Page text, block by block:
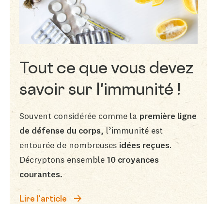
Tout ce que vous devez
savoir sur l'immunité !
Souvent considérée comme la première ligne
de défense du corps, l’immunité est
entourée de nombreuses idées reçues.
Décryptons ensemble 10 croyances
courantes.
Lire l'article